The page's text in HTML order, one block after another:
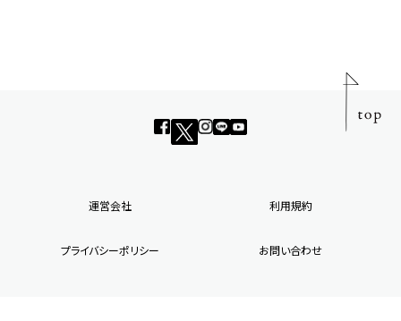
運営会社 利用規約
プライバシーポリシー お問い合わせ